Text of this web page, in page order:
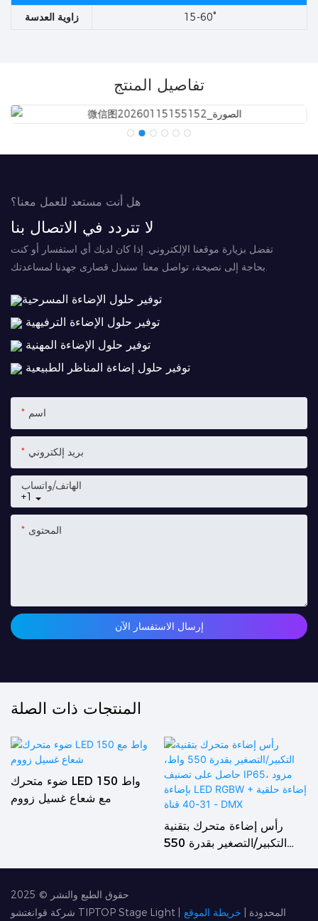
زاوية العدسة
15-60°
تفاصيل المنتج
هل أنت مستعد للعمل معنا؟
لا تتردد في الاتصال بنا
تفضل بزيارة موقعنا الإلكتروني. إذا كان لديك أي استفسار أو كنت
بحاجة إلى نصيحة، تواصل معنا. سنبذل قصارى جهدنا لمساعدتك.
توفير حلول الإضاءة المسرحية
توفير حلول الإضاءة الترفيهية
توفير حلول الإضاءة المهنية
توفير حلول إضاءة المناظر الطبيعية
اسم
بريد إلكتروني
+1
الهاتف/واتساب
المحتوى
إرسال الاستفسار الآن
المنتجات ذات الصلة
ضوء متحرك LED 150 واط
مع شعاع غسيل زووم
رأس إضاءة متحرك بتقنية
التكبير/التصغير بقدرة 550
40 قناة DMX
حقوق الطبع والنشر © 2025
شركة قوانغتشو TIPTOP Stage Light المحدودة
خريطة الموقع